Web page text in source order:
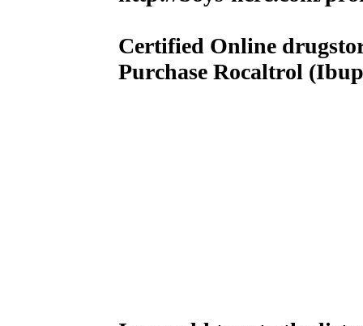
Certified Online
Purchase Rocaltrol